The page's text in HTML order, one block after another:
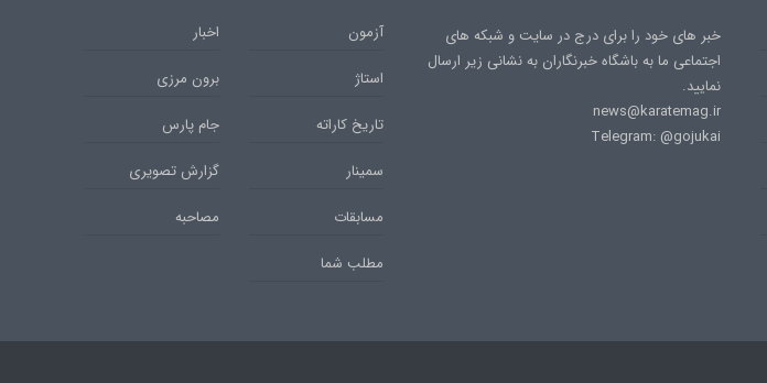
خبر های خود را برای درج در سایت و شبکه های
اجتماعی ما به باشگاه خبرنگاران به نشانی زیر ارسال
نمایید.
news@karatemag.ir
Telegram: @gojukai
آزمون
اخبار
استاژ
برون مرزی
تاریخ کاراته
جام پارس
سمینار
گزارش تصویری
مسابقات
مصاحبه
مطلب شما